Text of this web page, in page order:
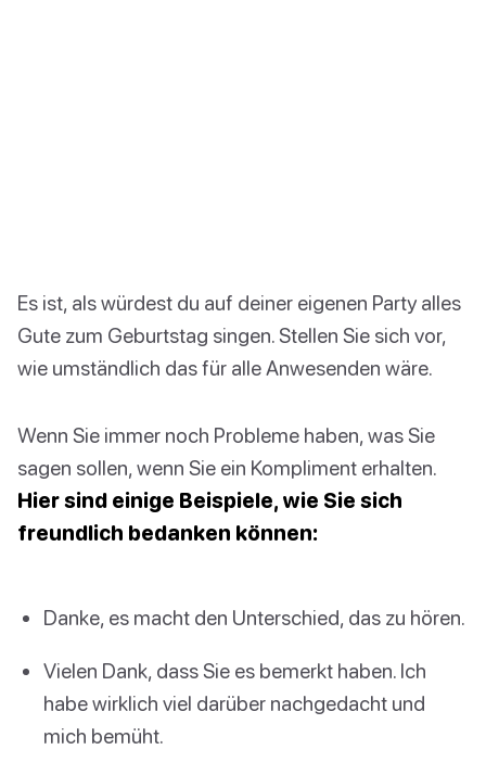
Es ist, als würdest du auf deiner eigenen Party alles
Gute zum Geburtstag singen. Stellen Sie sich vor,
wie umständlich das für alle Anwesenden wäre.
Wenn Sie immer noch Probleme haben, was Sie
sagen sollen, wenn Sie ein Kompliment erhalten.
Hier sind einige Beispiele, wie Sie sich
freundlich bedanken können:
Danke, es macht den Unterschied, das zu hören.
Vielen Dank, dass Sie es bemerkt haben. Ich
habe wirklich viel darüber nachgedacht und
mich bemüht.